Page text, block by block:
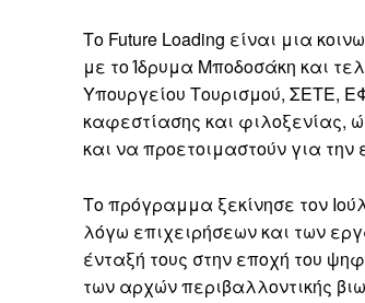
Το Future Loading είναι μια
με το Ίδρυμα Μποδοσάκη και
Υπουργείου Τουρισμού, ΣΕΤΕ,
καφεστίασης και φιλοξενίας,
και να προετοιμαστούν για
Το πρόγραμμα ξεκίνησε τον
λόγω επιχειρήσεων και των
ένταξή τους στην εποχή του
των αρχών περιβαλλοντικής